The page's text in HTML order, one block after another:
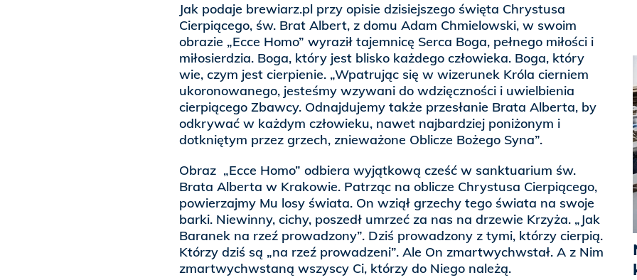
Jak podaje brewiarz.pl przy opisie dzisiejszego święta Chrystusa
Cierpiącego, św. Brat Albert, z domu Adam Chmielowski, w swoim
obrazie „Ecce Homo” wyraził tajemnicę Serca Boga, pełnego miłości i
miłosierdzia. Boga, który jest blisko każdego człowieka. Boga, który
wie, czym jest cierpienie. „Wpatrując się w wizerunek Króla cierniem
ukoronowanego, jesteśmy wzywani do wdzięczności i uwielbienia
cierpiącego Zbawcy. Odnajdujemy także przesłanie Brata Alberta, by
odkrywać w każdym człowieku, nawet najbardziej poniżonym i
dotkniętym przez grzech, znieważone Oblicze Bożego Syna”.
Obraz „Ecce Homo” odbiera wyjątkową cześć w sanktuarium św.
Brata Alberta w Krakowie. Patrząc na oblicze Chrystusa Cierpiącego,
powierzajmy Mu losy świata. On wziął grzechy tego świata na swoje
barki. Niewinny, cichy, poszedł umrzeć za nas na drzewie Krzyża. „Jak
Baranek na rzeź prowadzony”. Dziś prowadzony z tymi, którzy cierpią.
Którzy dziś są „na rzeź prowadzeni”. Ale On zmartwychwstał. A z Nim
zmartwychwstaną wszyscy Ci, którzy do Niego należą.